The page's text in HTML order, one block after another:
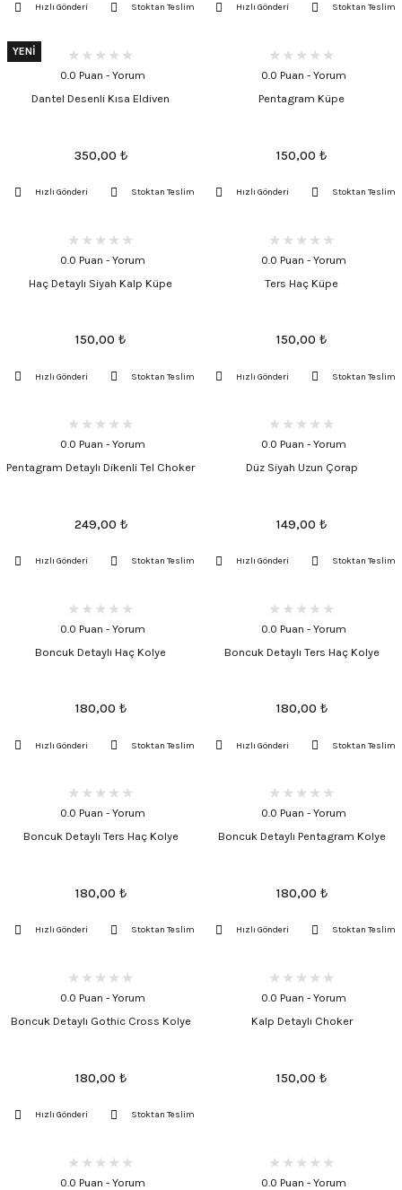
Hızlı Gönderi Stoktan Teslim Hızlı Gönderi Stoktan Teslim
YENİ
0.0 Puan - Yorum
Dantel Desenli Kısa Eldiven
350,00 ₺
Hızlı Gönderi Stoktan Teslim
0.0 Puan - Yorum
Pentagram Küpe
150,00 ₺
Hızlı Gönderi Stoktan Teslim
0.0 Puan - Yorum
Haç Detaylı Siyah Kalp Küpe
150,00 ₺
Hızlı Gönderi Stoktan Teslim
0.0 Puan - Yorum
Ters Haç Küpe
150,00 ₺
Hızlı Gönderi Stoktan Teslim
0.0 Puan - Yorum
Pentagram Detaylı Dikenli Tel Choker
249,00 ₺
Hızlı Gönderi Stoktan Teslim
0.0 Puan - Yorum
Düz Siyah Uzun Çorap
149,00 ₺
Hızlı Gönderi Stoktan Teslim
0.0 Puan - Yorum
Boncuk Detaylı Haç Kolye
180,00 ₺
Hızlı Gönderi Stoktan Teslim
0.0 Puan - Yorum
Boncuk Detaylı Ters Haç Kolye
180,00 ₺
Hızlı Gönderi Stoktan Teslim
0.0 Puan - Yorum
Boncuk Detaylı Ters Haç Kolye
180,00 ₺
Hızlı Gönderi Stoktan Teslim
0.0 Puan - Yorum
Boncuk Detaylı Pentagram Kolye
180,00 ₺
Hızlı Gönderi Stoktan Teslim
0.0 Puan - Yorum
Boncuk Detaylı Gothic Cross Kolye
180,00 ₺
Hızlı Gönderi Stoktan Teslim
0.0 Puan - Yorum
Kalp Detaylı Choker
150,00 ₺
0.0 Puan - Yorum
0.0 Puan - Yorum